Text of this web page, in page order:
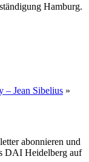
Hamburg.
– Jean Sibelius »
abonnieren und
DAI Heidelberg auf